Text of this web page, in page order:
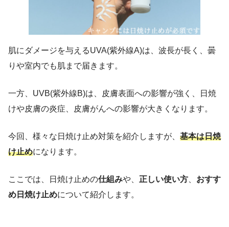
肌にダメージを与えるUVA(紫外線A)は、波長が長く、曇
りや室内でも肌まで届きます。
一方、UVB(紫外線B)は、皮膚表面への影響が強く、日焼
けや皮膚の炎症、皮膚がんへの影響が大きくなります。
今回、様々な日焼け止め対策を紹介しますが、 基本は日焼
け止めになります。
ここでは、日焼け止めの仕組みや、 正しい使い方
おすす
め日焼け止めについて紹介します。